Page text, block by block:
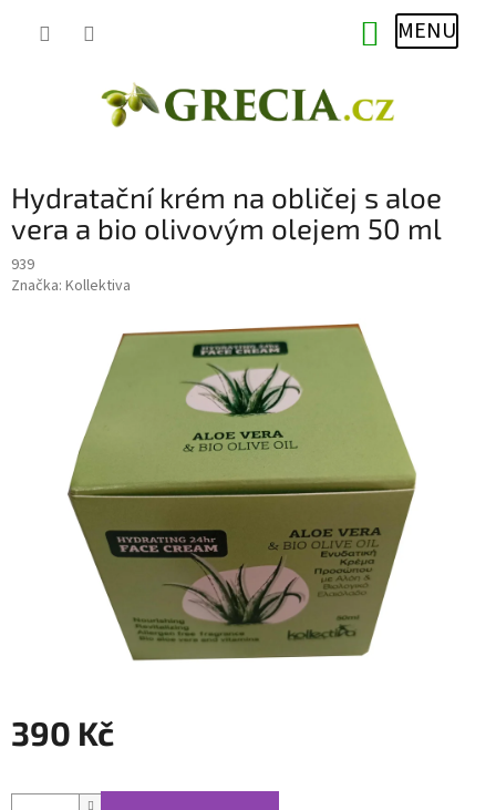
NÁKUPNÍ
KOŠÍK
Hydratační krém na obličej s aloe
vera a bio olivovým olejem 50 ml
939
Značka: Kollektiva
390 Kč
cena: